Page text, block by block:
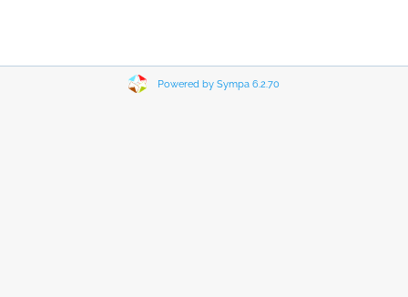
Powered by Sympa 6.2.70